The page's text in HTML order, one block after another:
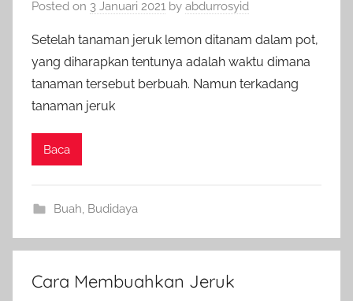
Posted on 3 Januari 2021 by abdurrosyid
Setelah tanaman jeruk lemon ditanam dalam pot,
yang diharapkan tentunya adalah waktu dimana
tanaman tersebut berbuah. Namun terkadang
tanaman jeruk
Baca
Buah, Budidaya
Cara Membuahkan Jeruk